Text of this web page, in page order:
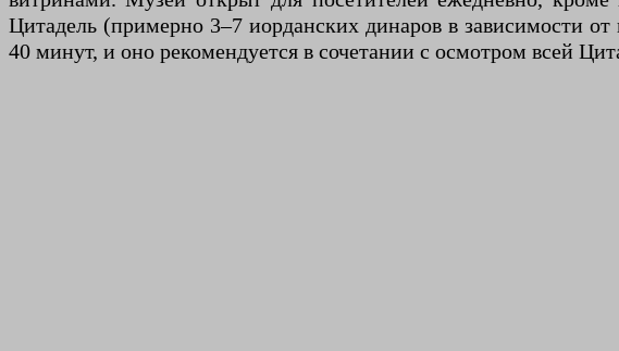
Цитадель (примерно 3–7 иорданских динаров в зависимости
40 минут, и оно рекомендуется в сочетании с осмотром всей